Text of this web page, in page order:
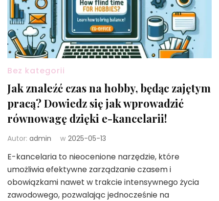
Bez kategorii
Jak znaleźć czas na hobby, będąc zajętym
pracą? Dowiedz się jak wprowadzić
równowagę dzięki e-kancelarii!
Autor: admin w 2025-05-13
E-kancelaria to nieocenione narzędzie, które
umożliwia efektywne zarządzanie czasem i
obowiązkami nawet w trakcie intensywnego życia
zawodowego, pozwalając jednocześnie na